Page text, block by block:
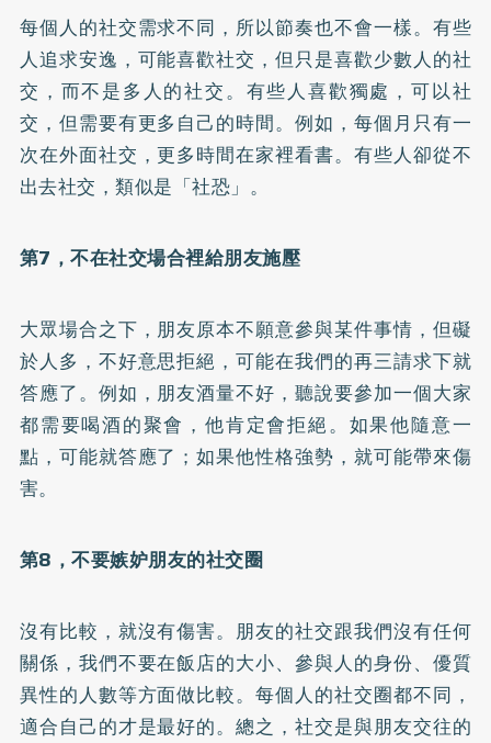
每個人的社交需求不同，所以節奏也不會一樣。有些
人追求安逸，可能喜歡社交，但只是喜歡少數人的社
交，而不是多人的社交。有些人喜歡獨處，可以社
交，但需要有更多自己的時間。例如，每個月只有一
次在外面社交，更多時間在家裡看書。有些人卻從不
出去社交，類似是「社恐」。
第7，不在社交場合裡給朋友施壓
大眾場合之下，朋友原本不願意參與某件事情，但礙
於人多，不好意思拒絕，可能在我們的再三請求下就
答應了。例如，朋友酒量不好，聽說要參加一個大家
都需要喝酒的聚會，他肯定會拒絕。如果他隨意一
點，可能就答應了；如果他性格強勢，就可能帶來傷
害。
第8，不要嫉妒朋友的社交圈
沒有比較，就沒有傷害。朋友的社交跟我們沒有任何
關係，我們不要在飯店的大小、參與人的身份、優質
異性的人數等方面做比較。每個人的社交圈都不同，
適合自己的才是最好的。總之，社交是與朋友交往的